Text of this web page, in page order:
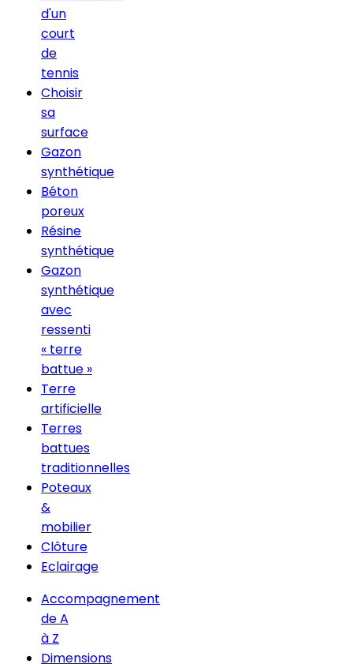
d'un
court
de
tennis
Choisir
sa
surface
Gazon
synthétique
Béton
poreux
Résine
synthétique
Gazon
synthétique
avec
ressenti
« terre
battue »
Terre
artificielle
Terres
battues
traditionnelles
Poteaux
&
mobilier
Clôture
Eclairage
Accompagnement
de A
à Z
Dimensions